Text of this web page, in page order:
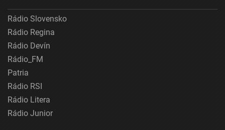
Účely spracovania, ktoré nie sú v kompetencii IAB:
Výkon
Funkčné
Reklama
Rádio Slovensko
Rádio Regina
Rádio Devín
Rádio_FM
Patria
Rádio RSI
Rádio Litera
Rádio Junior